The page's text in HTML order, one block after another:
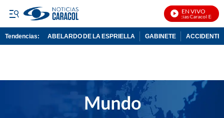
EN VIVO
Noticias Caracol En Vivo
Tendencias: ABELARDO DE LA ESPRIELLA GABINETE ACCIDENTE